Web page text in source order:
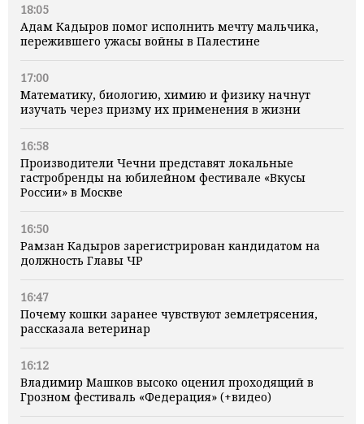
18:05
Адам Кадыров помог исполнить мечту мальчика,
пережившего ужасы войны в Палестине
17:00
Математику, биологию, химию и физику начнут
изучать через призму их применения в жизни
16:58
Производители Чечни представят локальные
гастробренды на юбилейном фестивале «Вкусы
России» в Москве
16:50
Рамзан Кадыров зарегистрирован кандидатом на
должность Главы ЧР
16:47
Почему кошки заранее чувствуют землетрясения,
рассказала ветеринар
16:12
Владимир Машков высоко оценил проходящий в
Грозном фестиваль «Федерация» (+видео)